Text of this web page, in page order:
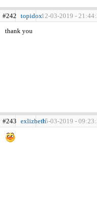
#242 topidox12-03-2019 -
thank you
#243 exlizbeth15-03-2019 -